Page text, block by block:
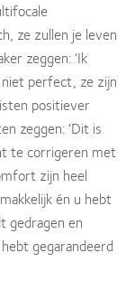
ze zullen je leven
zeggen: ‘Ik
perfect, ze zijn
positiever
zeggen: ‘Dit is
te corrigeren met
zijn heel
én u hebt
gedragen en
hebt gegarandeerd